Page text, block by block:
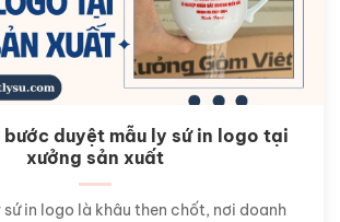
duyệt mẫu ly sứ in logo tại
xưởng sản xuất
in logo là khâu then chốt, nơi doanh